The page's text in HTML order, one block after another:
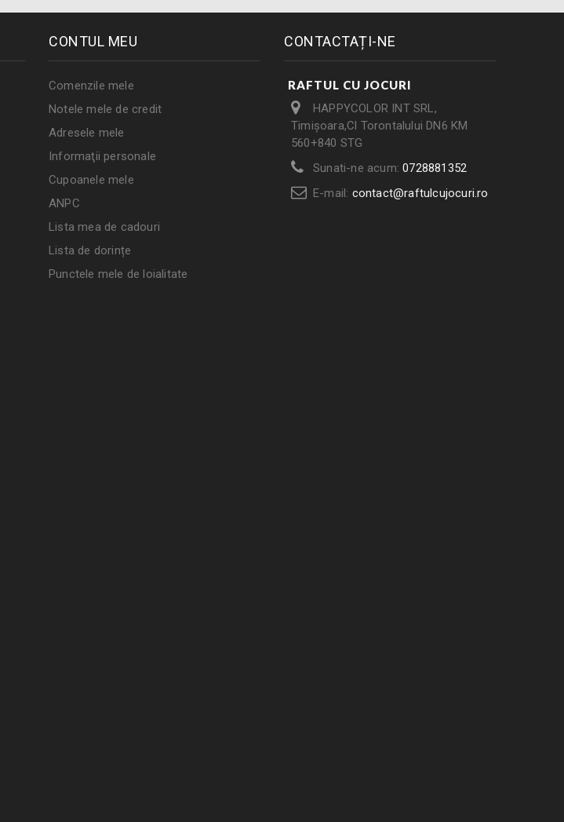
CONTUL MEU
Comenzile mele
Notele mele de credit
Adresele mele
Informaţii personale
Cupoanele mele
ANPC
Lista mea de cadouri
Lista de dorințe
Punctele mele de loialitate
CONTACTAȚI-NE
RAFTUL CU JOCURI
HAPPYCOLOR INT SRL,
Timișoara,Cl Torontalului DN6 KM
560+840 STG
Sunati-ne acum:0728881352
E-mail: contact@raftulcujocuri.ro